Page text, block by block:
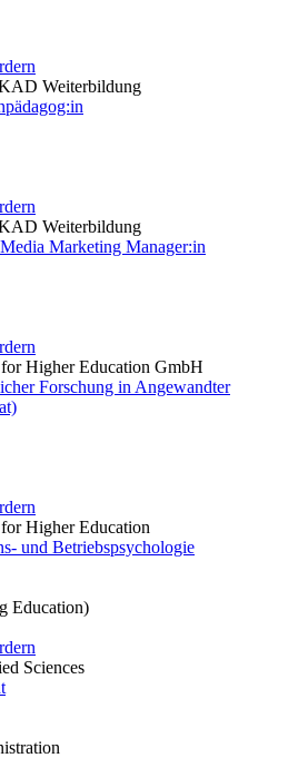
Weiterbildung
Weiterbildung
Marketing Manager:in
Higher Education GmbH
Forschung in Angewandter
Higher Education
und Betriebspsychologie
Education)
Sciences